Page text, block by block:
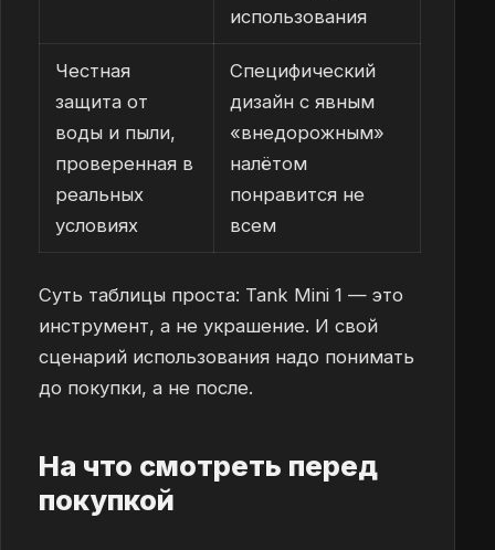
использования
Честная
защита от
воды и пыли,
проверенная в
реальных
условиях
Специфический
дизайн с явным
«внедорожным»
налётом
понравится не
всем
Суть таблицы проста: Tank Mini 1 — это
инструмент, а не украшение. И свой
сценарий использования надо понимать
до покупки, а не после.
На что смотреть перед
покупкой